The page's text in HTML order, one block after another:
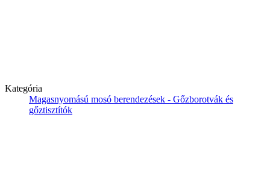
Kategória
Magasnyomású mosó berendezések - Gőzborotvák és
gőztisztítók